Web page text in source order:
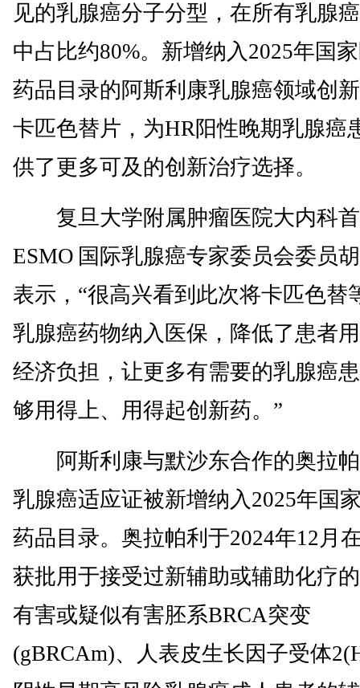
见的乳腺癌分子分型，在所有乳腺
中占比约80%。新增纳入2025年国
药品目录的阿斯利康乳腺癌领域创
卡匹色替片，为HR阳性晚期乳腺癌
供了更多可及的创新治疗选择。
复旦大学附属肿瘤医院大内科
ESMO 国际乳腺癌专家委员会委员
表示，“很高兴看到此次将卡匹色替
乳腺癌药物纳入医保，降低了患者
经济负担，让更多有需要的乳腺癌
够用得上、用得起创新药。”
阿斯利康与默沙东合作的奥拉
乳腺癌适应证被新增纳入2025年国
药品目录。奥拉帕利于2024年12月
获批用于接受过新辅助或辅助化疗
有害或疑似有害胚系BRCA突变
(gBRCAm)、人表皮生长因子受体